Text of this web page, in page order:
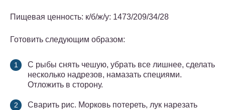
Пищевая ценность: к/б/ж/у: 1473/209/34/28
Готовить следующим образом:
С рыбы снять чешую, убрать все лишнее, сделать
несколько надрезов, намазать специями.
Отложить в сторону.
Сварить рис. Морковь потереть, лук нарезать